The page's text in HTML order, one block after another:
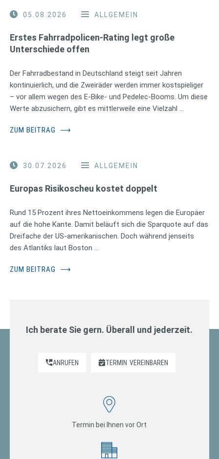
05.08.2026 ALLGEMEIN
Erstes Fahrradpolicen-Rating legt große
Unterschiede offen
Der Fahrradbestand in Deutschland steigt seit Jahren
kontinuierlich, und die Zweiräder werden immer kostspieliger
– vor allem wegen des E-Bike- und Pedelec-Booms. Um diese
Werte abzusichern, gibt es mittlerweile eine Vielzahl …
ZUM BEITRAG ⟶
30.07.2026 ALLGEMEIN
Europas Risikoscheu kostet doppelt
Rund 15 Prozent ihres Nettoeinkommens legen die Europäer
auf die hohe Kante. Damit beläuft sich die Sparquote auf das
Dreifache der US-amerikanischen. Doch während jenseits
des Atlantiks laut Boston …
ZUM BEITRAG ⟶
Ich berate Sie gern. Überall und jederzeit.
ANRUFEN TERMIN VEREINBAREN
Termin bei Ihnen vor Ort